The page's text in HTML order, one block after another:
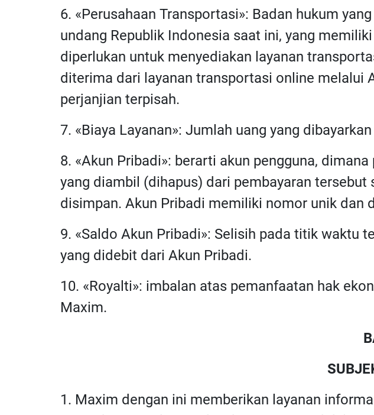
6. «Perusahaan Transportasi»: Badan hukum
undang Republik Indonesia saat ini, yang
diperlukan untuk menyediakan layanan
diterima dari layanan transportasi online melalui
perjanjian terpisah.
7. «Biaya Layanan»: Jumlah uang yang
8. «Akun Pribadi»: berarti akun pengguna,
yang diambil (dihapus) dari pembayaran
disimpan. Akun Pribadi memiliki nomor unik dan
9. «Saldo Akun Pribadi»: Selisih pada titik waktu
yang didebit dari Akun Pribadi.
10. «Royalti»: imbalan atas pemanfaatan hak
Maxim.
1. Maxim dengan ini memberikan layanan